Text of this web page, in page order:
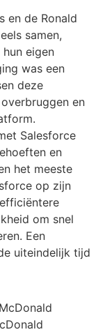
en de Ronald
samen,
eigen
was een
deze
en
Salesforce
en
het meeste
op zijn
om snel
Een
uiteindelijk tijd